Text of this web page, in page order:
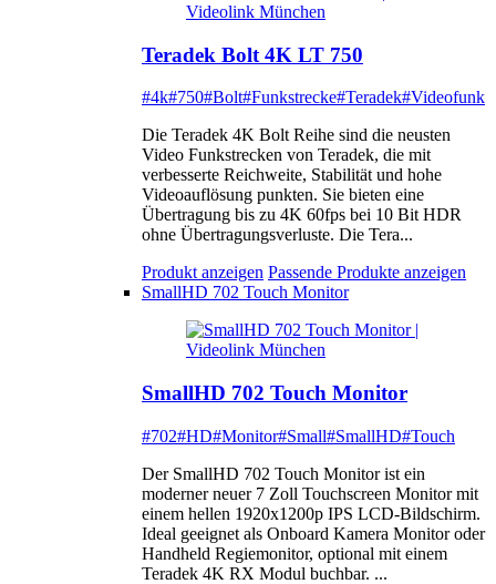
Teradek Bolt 4K LT 750
#4k#750#Bolt#Funkstrecke#Teradek#Videofunk
Die Teradek 4K Bolt Reihe sind die neusten
Video Funkstrecken von Teradek, die mit
verbesserte Reichweite, Stabilität und hohe
Videoauflösung punkten. Sie bieten eine
Übertragung bis zu 4K 60fps bei 10 Bit HDR
ohne Übertragungsverluste. Die Tera...
Produkt anzeigen Passende Produkte anzeigen
SmallHD 702 Touch Monitor
SmallHD 702 Touch Monitor
#702#HD#Monitor#Small#SmallHD#Touch
Der SmallHD 702 Touch Monitor ist ein
moderner neuer 7 Zoll Touchscreen Monitor mit
einem hellen 1920x1200p IPS LCD-Bildschirm.
Ideal geeignet als Onboard Kamera Monitor oder
Handheld Regiemonitor, optional mit einem
Teradek 4K RX Modul buchbar. ...